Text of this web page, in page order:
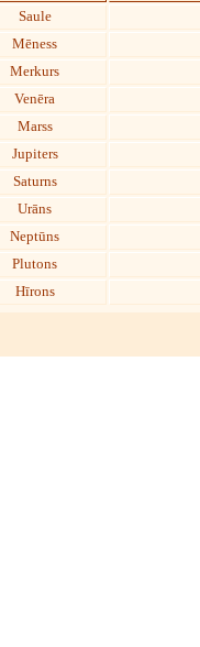
Saule
Mēness
Merkurs
Venēra
Marss
Jupiters
Saturns
Urāns
Neptūns
Plutons
Hīrons